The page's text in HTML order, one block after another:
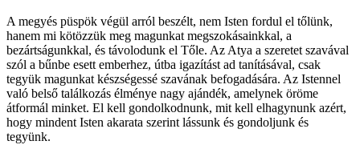
A megyés püspök végül arról beszélt, nem Isten fordul el tőlünk,
hanem mi kötözzük meg magunkat megszokásainkkal, a
bezártságunkkal, és távolodunk el Tőle. Az Atya a szeretet szavával
szól a bűnbe esett emberhez, útba igazítást ad tanításával, csak
tegyük magunkat készségessé szavának befogadására. Az Istennel
való belső találkozás élménye nagy ajándék, amelynek öröme
átformál minket. El kell gondolkodnunk, mit kell elhagynunk azért,
hogy mindent Isten akarata szerint lássunk és gondoljunk és
tegyünk.